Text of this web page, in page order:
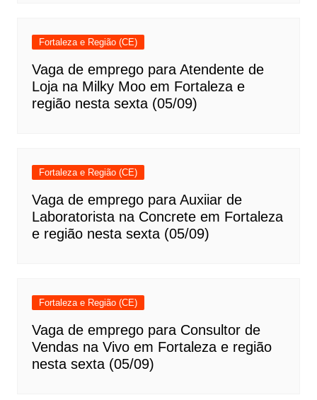
Fortaleza e Região (CE)
Vaga de emprego para Atendente de
Loja na Milky Moo em Fortaleza e
região nesta sexta (05/09)
Fortaleza e Região (CE)
Vaga de emprego para Auxiiar de
Laboratorista na Concrete em Fortaleza
e região nesta sexta (05/09)
Fortaleza e Região (CE)
Vaga de emprego para Consultor de
Vendas na Vivo em Fortaleza e região
nesta sexta (05/09)